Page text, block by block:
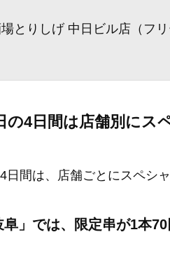
とりしげ 中日ビル店（フ
の4日間は店舗別にス
間は、店舗ごとにスペシ
阜」では、限定串が1本